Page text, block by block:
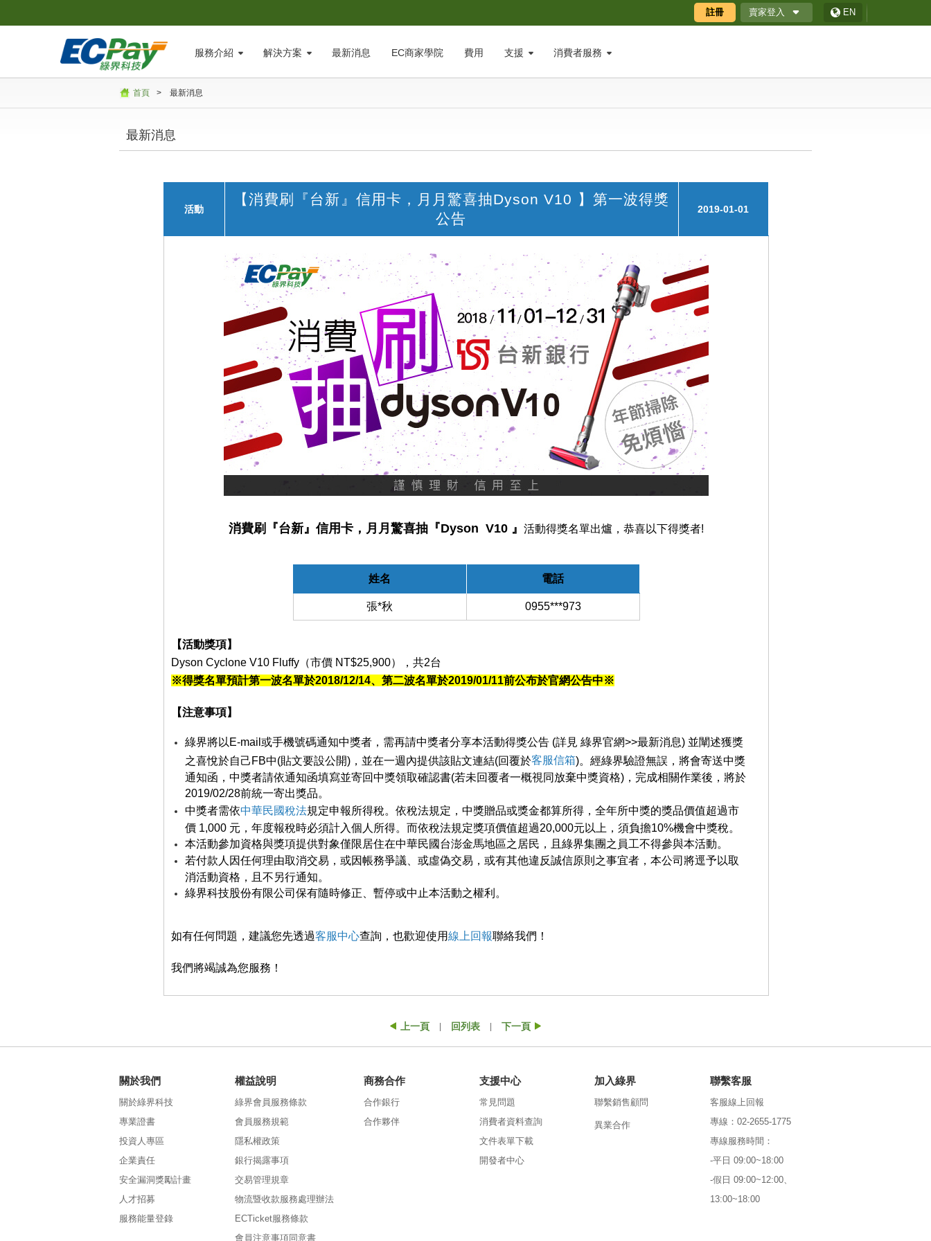
註冊 賣家登入 EN
服務介紹 解決方案 最新消息 EC商家學院 費用 支援 消費者服務
首頁 > 最新消息
最新消息
活動
【消費刷『台新』信用卡，月月驚喜抽Dyson V10 】第一波得獎
公告
2019-01-01
消費刷『台新』信用卡，月 月驚喜抽『Dyson V10 』 活動得獎名單出爐，恭喜以下得獎者!
姓名 電話
張*秋 0955***973
【活動獎項】
Dyson Cyclone V10 Fluffy（市價 NT$25,900），共2台
※得獎名單預計第一波名單於2018/12/14、第二波名單於2019/01/11前公布於官網公告中※
【注意事項】
綠界將以E-mail或手機號碼通知中獎者，需再請中獎者分享本活動得獎公告 (詳見 綠界官網>>最新消息) 並闡述獲獎
之喜悅於自己FB中(貼文要設公開)，並在一週內提供該貼文連結(回覆於客服信箱)。經綠界驗證無誤，將會寄送中獎
通知函，中獎者請依通知函填寫並寄回中獎領取確認書(若未回覆者一概視同放棄中獎資格)，完成相關作業後，將於
2019/02/28前統一寄出獎品。
中獎者需依中華民國稅法規定申報所得稅。依稅法規定，中獎贈品或獎金都算所得，全年所中獎的獎品價值超過市
價 1,000 元，年度報稅時必須計入個人所得。而依稅法規定獎項價值超過20,000元以上，須負擔10%機會中獎稅。
本活動參加資格與獎項提供對象僅限居住在中華民國台澎金馬地區之居民，且綠界集團之員工不得參與本活動。
若付款人因任何理由取消交易，或因帳務爭議、或虛偽交易，或有其他違反誠信原則之事宜者，本公司將逕予以取
消活動資格，且不另行通知。
綠界科技股份有限公司保有隨時修正、暫停或中止本活動之權利。
如有任何問題，建議您先透過客服中心查詢，也歡迎使用線上回報聯絡我們！
我們將竭誠為您服務！
上一頁 回列表 下一頁
關於我們
關於綠界科技
專業證書
投資人專區
企業責任
安全漏洞獎勵計畫
人才招募
服務能量登錄
權益說明
綠界會員服務條款
會員服務規範
隱私權政策
銀行揭露事項
交易管理規章
物流暨收款服務處理辦法
ECTicket服務條款
會員注意事項同意書
商務合作
合作銀行
合作夥伴
支援中心
常見問題
消費者資料查詢
文件表單下載
開發者中心
加入綠界
聯繫銷售顧問
異業合作
聯繫客服
客服線上回報
專線：02-2655-1775
專線服務時間：
-平日 09:00~18:00
-假日 09:00~12:00、
13:00~18:00